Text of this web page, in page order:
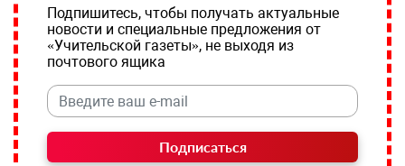
Подпишитесь, чтобы получать актуальные
новости и специальные предложения от
«Учительской газеты», не выходя из
почтового ящика
Подписаться